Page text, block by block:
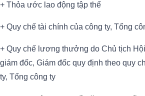
+ Thỏa ước lao động tập thể
+ Quy chế tài chính của công ty, Tổng
+ Quy chế lương thưởng do Chủ tịch
giám đốc, Giám đốc quy định theo quy
ty, Tổng công ty